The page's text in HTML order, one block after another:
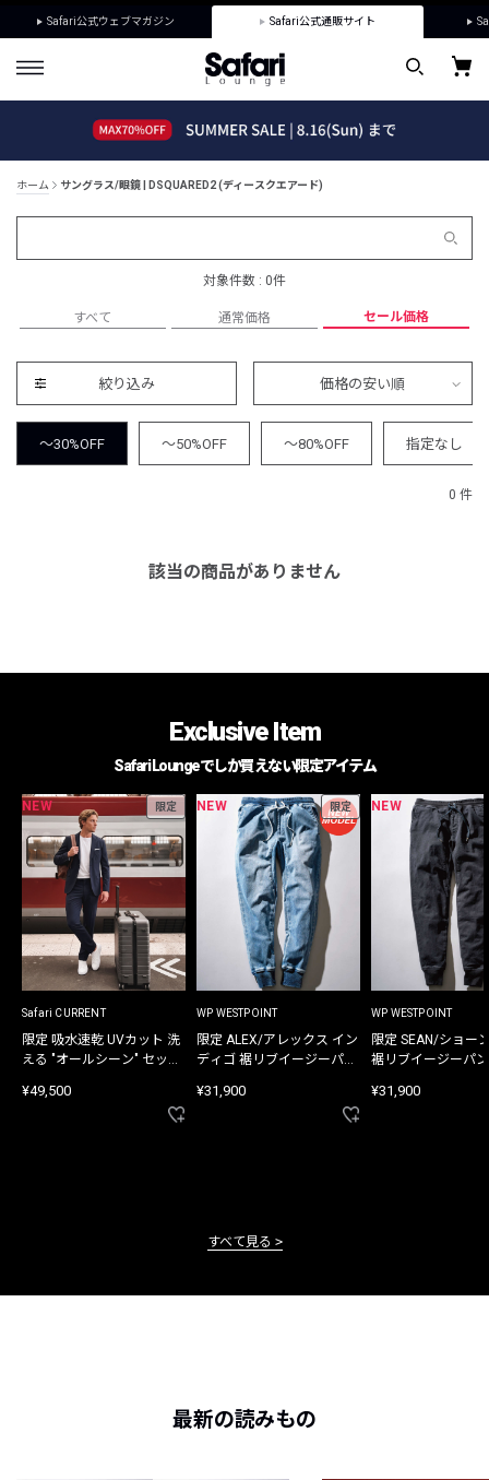
Safari公式ウェブマガジン Safari公式通販サイト
ホーム サングラス/眼鏡 | DSQUARED2 (ディースクエアード)
対象件数 : 0件
すべて 通常価格 セール価格
絞り込み 価格の安い順
～30%OFF ～50%OFF ～80%OFF 指定なし
0 件
該当の商品がありません
Exclusive Item
Safari Loungeでしか買えない限定アイテム
NEW 限定
Safari CURRENT
限定 吸水速乾 UVカット 洗
える "オールシーン" セット
¥49,500
NEW 限定
WP WESTPOINT
限定 ALEX/アレックス イン
ディゴ 裾リブイージーパン
¥31,900
NEW
WP WESTPOINT
限定 SEAN/ショー
裾リブイージーパ
¥31,900
すべて見る
最新の読みもの